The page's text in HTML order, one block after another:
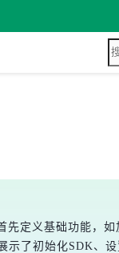
定义基础功能，
了初始化SDK、